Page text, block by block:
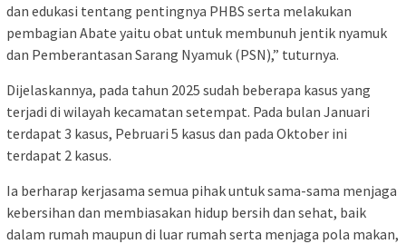
dan edukasi tentang pentingnya PHBS serta melakukan
pembagian Abate yaitu obat untuk membunuh jentik nyamuk
dan Pemberantasan Sarang Nyamuk (PSN),” tuturnya.
Dijelaskannya, pada tahun 2025 sudah beberapa kasus yang
terjadi di wilayah kecamatan setempat. Pada bulan Januari
terdapat 3 kasus, Pebruari 5 kasus dan pada Oktober ini
terdapat 2 kasus.
Ia berharap kerjasama semua pihak untuk sama-sama menjaga
kebersihan dan membiasakan hidup bersih dan sehat, baik
dalam rumah maupun di luar rumah serta menjaga pola makan,